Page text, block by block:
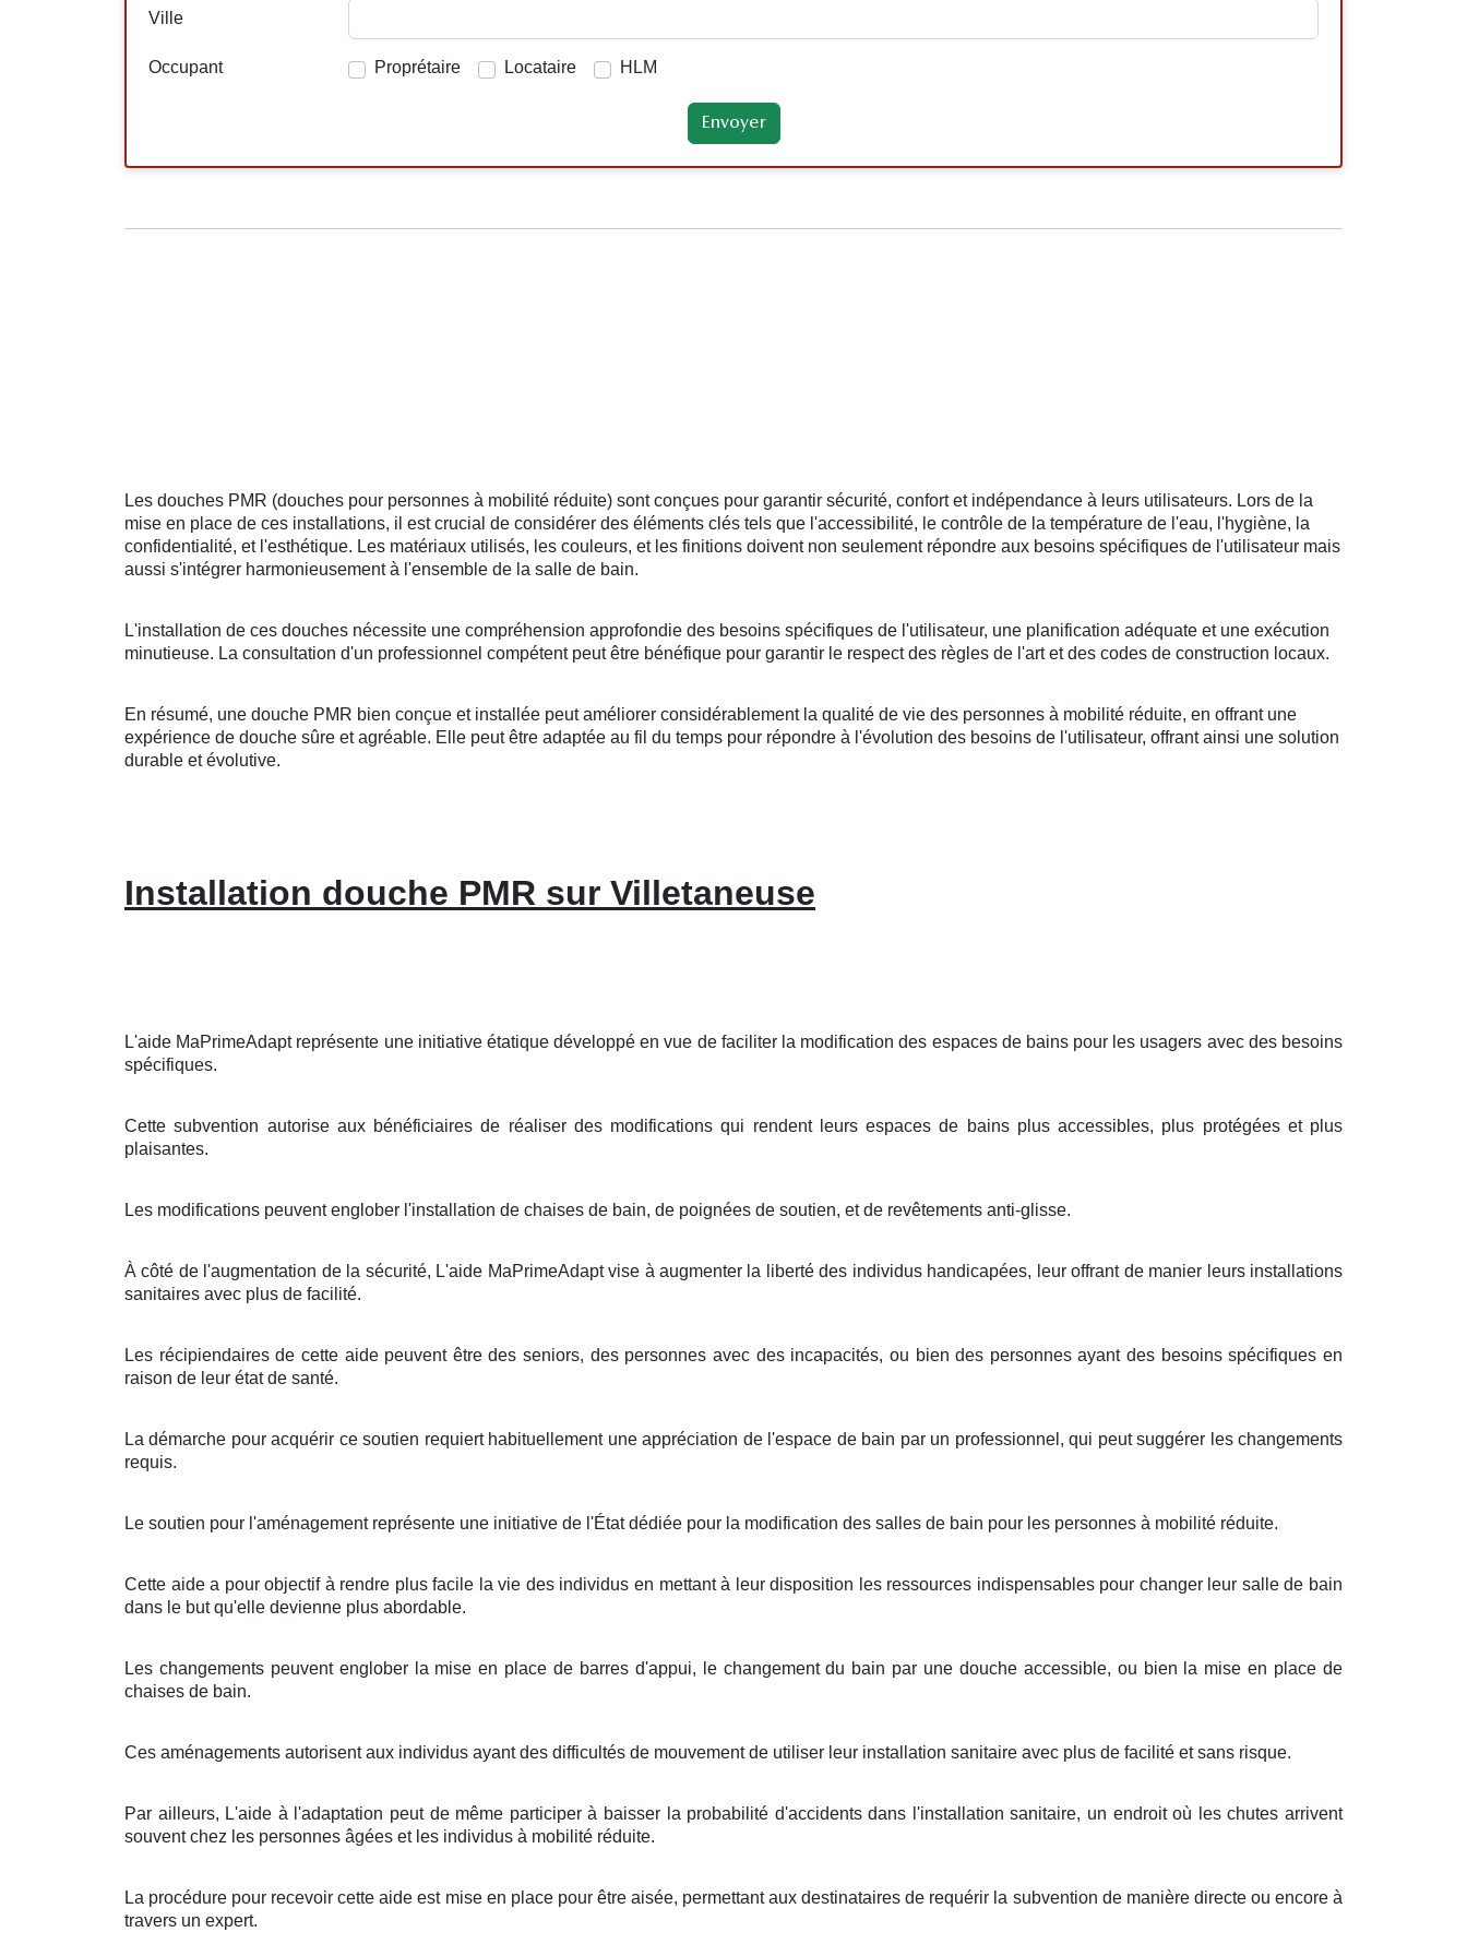
Ville
Occupant Proprétaire Locataire HLM
Les douches PMR (douches pour personnes à mobilité réduite) sont conçues pour garantir sécurité, confort et indépendance à leurs utilisateurs. Lors de la
mise en place de ces installations, il est crucial de considérer des éléments clés tels que l'accessibilité, le contrôle de la température de l'eau, l'hygiène, la
confidentialité, et l'esthétique. Les matériaux utilisés, les couleurs, et les finitions doivent non seulement répondre aux besoins spécifiques de l'utilisateur mais
aussi s'intégrer harmonieusement à l'ensemble de la salle de bain.
L'installation de ces douches nécessite une compréhension approfondie des besoins spécifiques de l'utilisateur, une planification adéquate et une exécution
minutieuse. La consultation d'un professionnel compétent peut être bénéfique pour garantir le respect des règles de l'art et des codes de construction locaux.
En résumé, une douche PMR bien conçue et installée peut améliorer considérablement la qualité de vie des personnes à mobilité réduite, en offrant une
expérience de douche sûre et agréable. Elle peut être adaptée au fil du temps pour répondre à l'évolution des besoins de l'utilisateur, offrant ainsi une solution
durable et évolutive.
Installation douche PMR sur Villetaneuse
L'aide MaPrimeAdapt représente une initiative étatique développé en vue de faciliter la modification des espaces de bains pour les usagers avec des besoins
spécifiques.
Cette subvention autorise aux bénéficiaires de réaliser des modifications qui rendent leurs espaces de bains plus accessibles, plus protégées et plus
plaisantes.
Les modifications peuvent englober l'installation de chaises de bain, de poignées de soutien, et de revêtements anti-glisse.
À côté de l'augmentation de la sécurité, L'aide MaPrimeAdapt vise à augmenter la liberté des individus handicapées, leur offrant de manier leurs installations
sanitaires avec plus de facilité.
Les récipiendaires de cette aide peuvent être des seniors, des personnes avec des incapacités, ou bien des personnes ayant des besoins spécifiques en
raison de leur état de santé.
La démarche pour acquérir ce soutien requiert habituellement une appréciation de l'espace de bain par un professionnel, qui peut suggérer les changements
requis.
Le soutien pour l'aménagement représente une initiative de l'État dédiée pour la modification des salles de bain pour les personnes à mobilité réduite.
Cette aide a pour objectif à rendre plus facile la vie des individus en mettant à leur disposition les ressources indispensables pour changer leur salle de bain
dans le but qu'elle devienne plus abordable.
Les changements peuvent englober la mise en place de barres d'appui, le changement du bain par une douche accessible, ou bien la mise en place de
chaises de bain.
Ces aménagements autorisent aux individus ayant des difficultés de mouvement de utiliser leur installation sanitaire avec plus de facilité et sans risque.
Par ailleurs, L'aide à l'adaptation peut de même participer à baisser la probabilité d'accidents dans l'installation sanitaire, un endroit où les chutes arrivent
souvent chez les personnes âgées et les individus à mobilité réduite.
La procédure pour recevoir cette aide est mise en place pour être aisée, permettant aux destinataires de requérir la subvention de manière directe ou encore à
travers un expert.